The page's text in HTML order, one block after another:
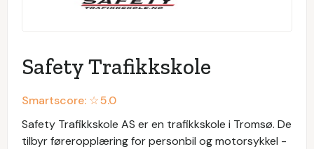
Safety Trafikkskole
Smartscore: ☆5.0
Safety Trafikkskole AS er en trafikkskole i Tromsø. De
tilbyr føreropplæring for personbil og motorsykkel -